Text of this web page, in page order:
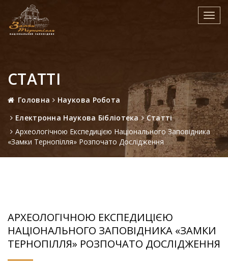
СТАТТІ
Головна
Наукова Робота
Електронна Наукова Бібліотека
Статті
Археологічною Експедицією Національного Заповідника
«Замки Тернопілля» Розпочато Дослідження
АРХЕОЛОГІЧНОЮ ЕКСПЕДИЦІЄЮ
НАЦІОНАЛЬНОГО ЗАПОВІДНИКА «ЗАМКИ
ТЕРНОПІЛЛЯ» РОЗПОЧАТО ДОСЛІДЖЕННЯ